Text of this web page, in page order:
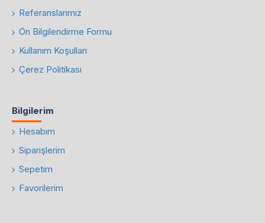
Referanslarımız
Ön Bilgilendirme Formu
Kullanım Koşulları
Çerez Politikası
Bilgilerim
Hesabım
Siparişlerim
Sepetim
Favorilerim